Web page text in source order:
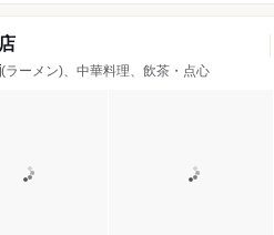
(ラーメン)、中華料理、飲茶・点心